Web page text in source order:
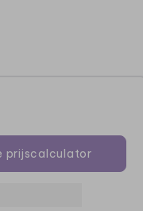
prijscalculator